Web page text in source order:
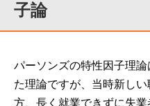
子論
パーソンズの特性因子理
た理論ですが、当時新し
方、長く就業できずに失